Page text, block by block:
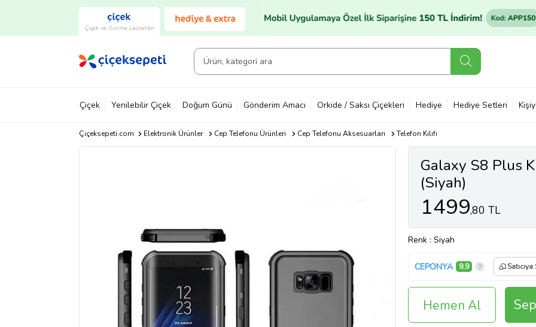
Çiçek ve Gurme Lezzetler
Çiçek Yenilebilir Çiçek Doğum Günü Gönderim Amacı Orkide / Saksı Çiçekleri Hediye Hediye Setleri
Çiçeksepeti.com Elektronik Ürünler Cep Telefonu Ürünleri Cep Telefonu Aksesuarları Telefon Kılıfı
Galaxy S8 Plus
(Siyah)
1499,80 TL
Renk : Siyah
CEPONYA 9,9 Satıcıya
Hemen Al